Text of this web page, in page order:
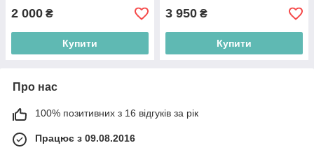
2 000 ₴
Купити
3 950 ₴
Купити
Про нас
100% позитивних з 16 відгуків за рік
Працює з 09.08.2016